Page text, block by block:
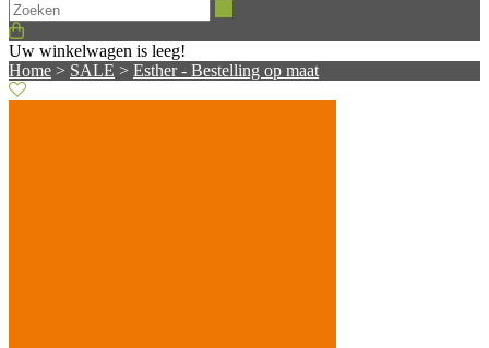
Uw winkelwagen is leeg!
Home > SALE > Esther - Bestelling op maat